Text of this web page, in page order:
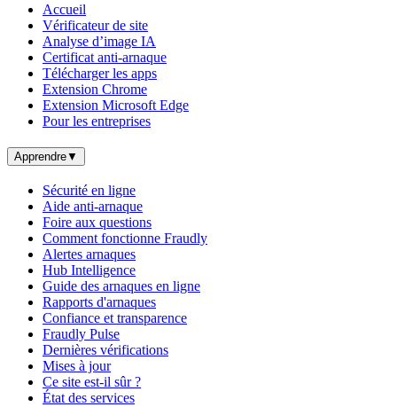
Accueil
Vérificateur de site
Analyse d’image IA
Certificat anti-arnaque
Télécharger les apps
Extension Chrome
Extension Microsoft Edge
Pour les entreprises
Apprendre▼
Sécurité en ligne
Aide anti-arnaque
Foire aux questions
Comment fonctionne Fraudly
Alertes arnaques
Hub Intelligence
Guide des arnaques en ligne
Rapports d'arnaques
Confiance et transparence
Fraudly Pulse
Dernières vérifications
Mises à jour
Ce site est-il sûr ?
État des services